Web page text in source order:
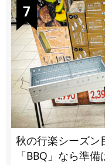
秋の行楽シーズ
「BBQ」なら準